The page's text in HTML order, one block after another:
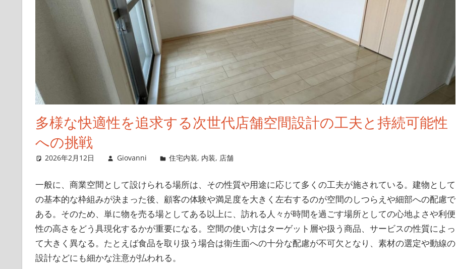
多様な快適性を追求する次世代店舗空間設計の工夫と持続可能性
への挑戦
2026年2月12日 Giovanni 住宅内装, 内装, 店舗
一般に、商業空間として設けられる場所は、その性質や用途に応じて多くの工夫が施されている。 建物として
の基本的な枠組みが決まった後、顧客の体験や満足度を大きく左右するのが空間のしつらえや細部への配慮で
ある。そのため、単に物を売る場としてある以上に、訪れる人々が時間を過ごす場所としての心地よさや利便
性の高さをどう具現化するかが重要になる。空間の使い方はターゲット層や扱う商品、サービスの性質によっ
て大きく異なる。たとえば食品を取り扱う場合は衛生面への十分な配慮が不可欠となり、素材の選定や動線の
設計などにも細かな注意が払われる。